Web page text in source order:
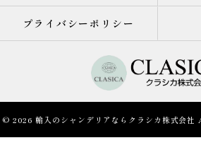
プライバシーポリシー
© 2026 輸入のシャンデリアならクラシカ株式会